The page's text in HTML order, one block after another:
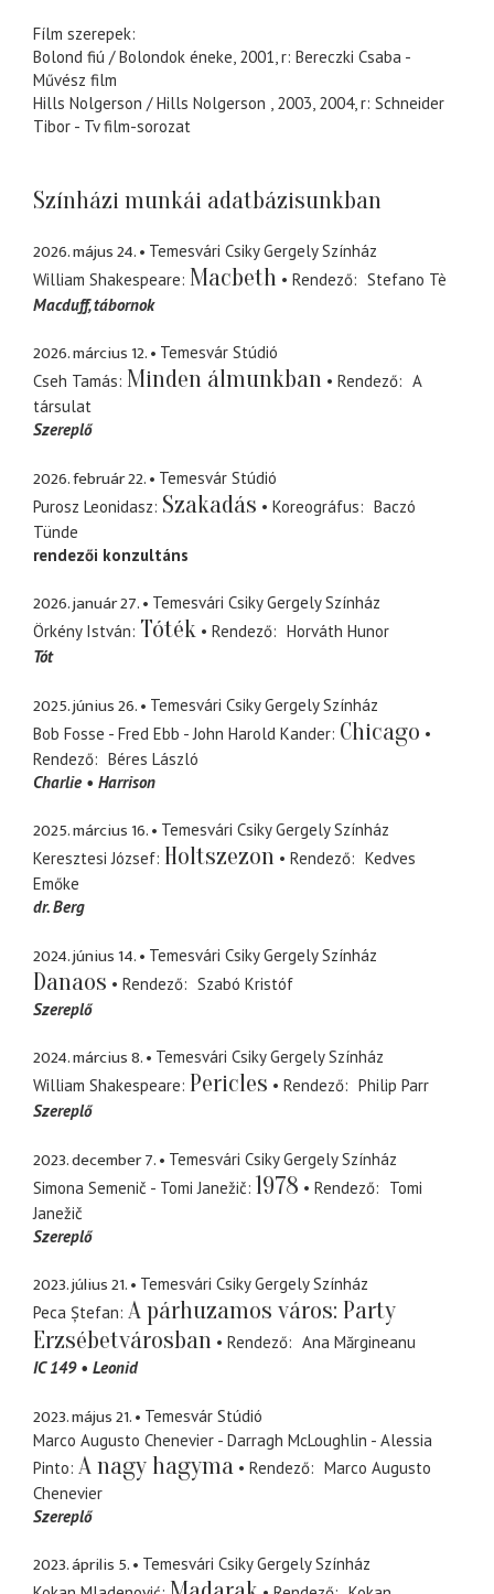
Fílm szerepek:
Bolond fiú / Bolondok éneke, 2001, r: Bereczki Csaba -
Művész film
Hills Nolgerson / Hills Nolgerson , 2003, 2004, r: Schneider
Tibor - Tv film-sorozat
Színházi munkái adatbázisunkban
2026. május 24.
Temesvári Csiky Gergely Színház
William Shakespeare Macbeth Rendező
Stefano Tè
Macduff tábornok
2026. március 12.
Temesvár Stúdió
Cseh Tamás Minden álmunkban Rendező
A
társulat
Szereplő
2026. február 22.
Temesvár Stúdió
Purosz Leonidasz Szakadás Koreográfus
Baczó
Tünde
rendezői konzultáns
2026. január 27.
Temesvári Csiky Gergely Színház
Örkény István Tóték Rendező
Horváth Hunor
Tót
2025. június 26.
Temesvári Csiky Gergely Színház
Bob Fosse - Fred Ebb - John Harold Kander Chicago
Rendező
Béres László
Charlie
Harrison
2025. március 16.
Temesvári Csiky Gergely Színház
Keresztesi József Holtszezon Rendező
Kedves
Emőke
dr. Berg
2024. június 14. Temesvári Csiky Gergely Színház
Danaos Rendező
Szabó Kristóf
Szereplő
2024. március 8.
Temesvári Csiky Gergely Színház
William Shakespeare Pericles Rendező
Philip Parr
Szereplő
2023. december 7.
Temesvári Csiky Gergely Színház
Simona Semenič - Tomi Janežič 1978 Rendező
Tomi
Janežič
Szereplő
2023. július 21.
Temesvári Csiky Gergely Színház
Peca Ștefan A párhuzamos város: Party
Erzsébetvárosban
Rendező
Ana Mărgineanu
IC 149
Leonid
2023. május 21.
Temesvár Stúdió
Marco Augusto Chenevier - Darragh McLoughlin - Alessia
Pinto A nagy hagyma Rendező
Marco Augusto
Chenevier
Szereplő
2023. április 5.
Temesvári Csiky Gergely Színház